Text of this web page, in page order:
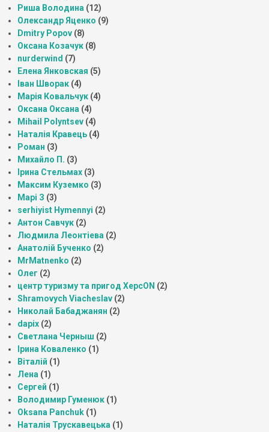
Риша Володина (12)
Олександр Яценко (9)
Dmitry Popov (8)
Оксана Козачук (8)
nurderwind (7)
Елена Янковская (5)
Іван Шворак (4)
Марія Ковальчук (4)
Оксана Оксана (4)
Mihail Polyntsev (4)
Наталія Кравець (4)
Роман (3)
Михайло П. (3)
Ірина Стельмах (3)
Максим Куземко (3)
Марі З (3)
serhiyist Hymennyi (2)
Антон Савчук (2)
Людмила Леонтіева (2)
Анатолій Бученко (2)
MrMatnenko (2)
Олег (2)
центр туризму та пригод ХерсON (2)
Shramovych Viacheslav (2)
Николай Бабаджанян (2)
dapix (2)
Светлана Черныш (2)
Ірина Коваленко (1)
Віталій (1)
Лена (1)
Сергей (1)
Володимир Гуменюк (1)
Oksana Panchuk (1)
Наталія Трускавецька (1)